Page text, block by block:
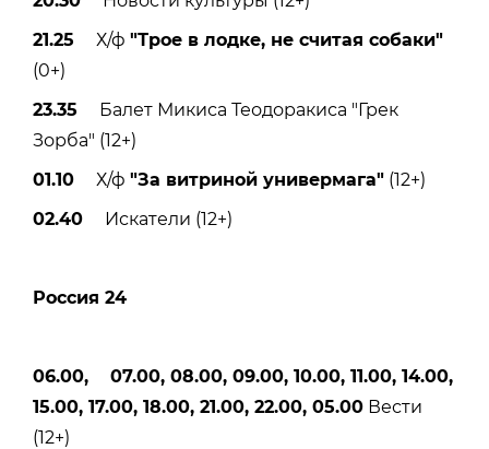
21.25 Х/ф "Трое в лодке, не считая собаки"
(0+)
23.35 Балет Микиса Теодоракиса "Грек
Зорба" (12+)
01.10 Х/ф "За витриной универмага" (12+)
02.40 Искатели (12+)
Россия 24
06.00, 07.00, 08.00, 09.00, 10.00, 11.00, 14.00,
15.00, 17.00, 18.00, 21.00, 22.00, 05.00 Вести
(12+)